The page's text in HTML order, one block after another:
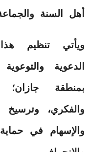
أهل السنة
ويأتي تنظيم
الدعوية
بمنطقة
والفكري، وترسيخ
والإسهام في